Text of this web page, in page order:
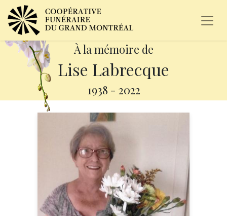
À la mémoire de
Lise Labrecque
1938 - 2022